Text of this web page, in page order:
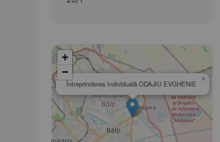
Întreprinderea Individuală ODAJIU EVGHENIE
×
+
−